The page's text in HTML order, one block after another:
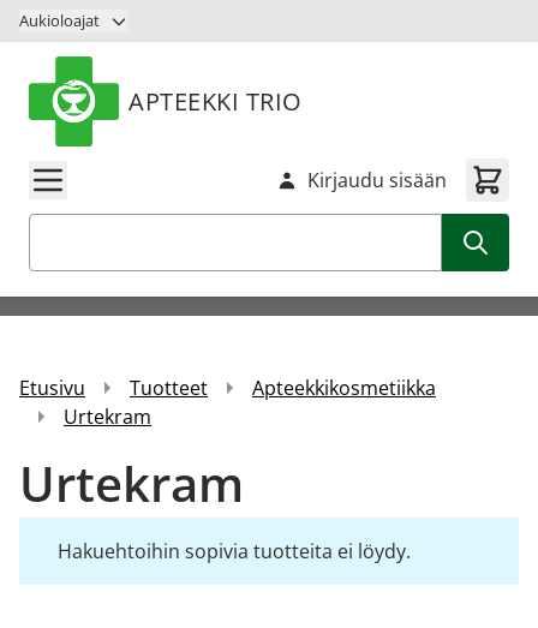
Siirry sisältöön
Aukioloajat
APTEEKKI TRIO
Kirjaudu sisään
Etusivu Tuotteet
Apteekkikosmetiikka
Urtekram
Urtekram
Hakuehtoihin sopivia tuotteita ei löydy.